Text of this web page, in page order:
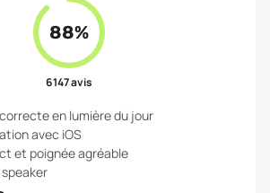
88%
6 147avis
en lumière du jour
avec iOS
et poignée agréable